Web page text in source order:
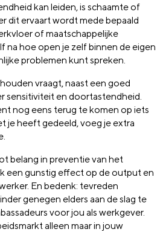
kan leiden, is schaamte of
dit ervaart wordt mede bepaald
of maatschappelijke
na hoe open je zelf binnen de eigen
problemen kunt spreken.
vraagt, naast een goed
sensitiviteit en doortastendheid.
nog eens terug te komen op iets
je heeft gedeeld, voeg je extra
belang in preventie van het
een gunstig effect op de output en
En bedenk: tevreden
genegen elders aan de slag te
voor jou als werkgever.
alleen maar in jouw